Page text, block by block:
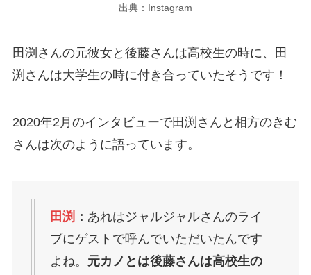
出典：Instagram
田渕さんの元彼女と後藤さんは高校生の時に、田
渕さんは大学生の時に付き合っていたそうです！
2020年2月のインタビューで田渕さんと相方のきむ
さんは次のように語っています。
田渕 ： あれはジャルジャルさんのライ
ブにゲストで呼んでいただいたんです
よね。 元カノとは後藤さんは高校生の